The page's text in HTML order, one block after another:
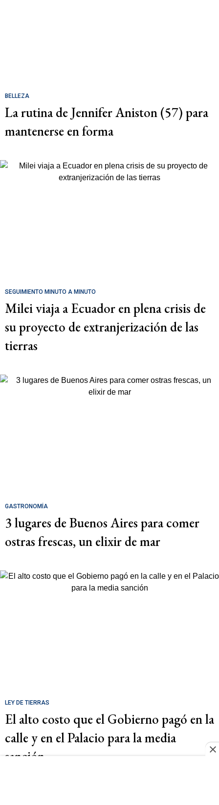
BELLEZA
La rutina de Jennifer Aniston (57) para
mantenerse en forma
SEGUIMIENTO MINUTO A MINUTO
Milei viaja a Ecuador en plena crisis de
su proyecto de extranjerización de las
tierras
GASTRONOMÍA
3 lugares de Buenos Aires para comer
ostras frescas, un elixir de mar
LEY DE TIERRAS
El alto costo que el Gobierno pagó en la
calle y en el Palacio para la media
sanción